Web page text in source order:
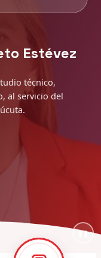
Estévez
técnico,
al servicio del
❚❚